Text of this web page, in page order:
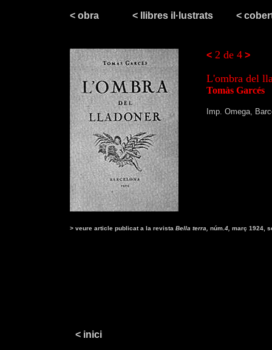
< obra < llibres il·lustrats <
< 2 de 4 >
L'ombra del
Tomàs Garcés
Imp. Omega,
> veure article publicat a la revista Bella terra, núm. 4, març 1924,
< inici